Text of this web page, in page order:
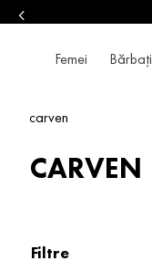
Femei Bărbați
carven
CARVEN
Filtre